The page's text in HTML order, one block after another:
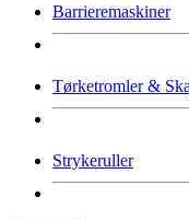
Barrieremaskiner
Tørketromler &
Strykeruller